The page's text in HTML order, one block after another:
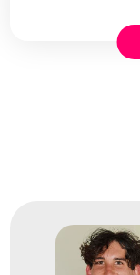
Evezős
XXXIII.